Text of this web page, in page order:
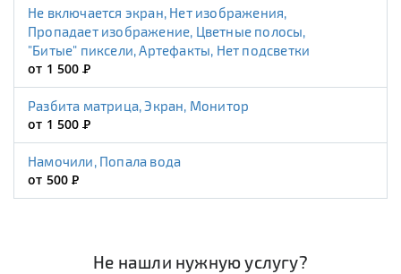
Не включается экран, Нет изображения,
Пропадает изображение, Цветные полосы,
"Битые" пиксели, Артефакты, Нет подсветки
от 1 500Р
Разбита матрица, Экран, Монитор
от 1 500Р
Намочили, Попала вода
от 500Р
Не нашли нужную услугу?